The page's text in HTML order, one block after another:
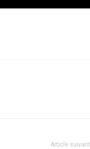
Article suivant